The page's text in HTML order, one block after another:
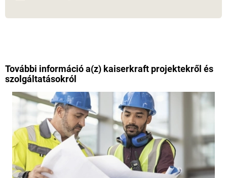
További információ a(z) kaiserkraft projektekről és
szolgáltatásokról